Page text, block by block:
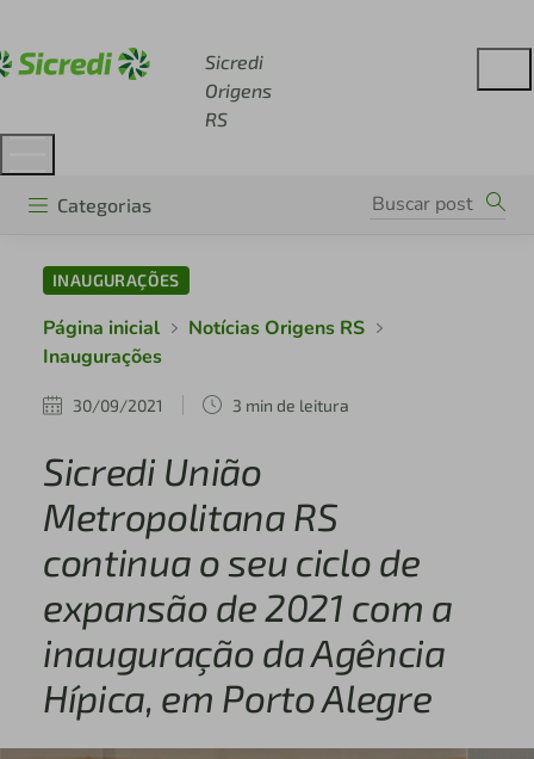
Sicredi
Origens
RS
Categorias
INAUGURAÇÕES
Página inicial
Notícias Origens RS
Inaugurações
30/09/2021 3 min de leitura
Sicredi União
Metropolitana RS
continua o seu ciclo de
expansão de 2021 com a
inauguração da Agência
Hípica, em Porto Alegre